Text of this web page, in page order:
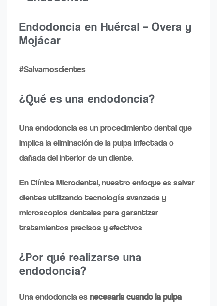
Endodoncia en Huércal – Overa y
Mojácar
#Salvamosdientes
¿Qué es una endodoncia?
Una endodoncia es un procedimiento dental que
implica la eliminación de la pulpa infectada o
dañada del interior de un diente.
En Clínica Microdental, nuestro enfoque es salvar
dientes utilizando tecnología avanzada y
microscopios dentales para garantizar
tratamientos precisos y efectivos
¿Por qué realizarse una
endodoncia?
Una endodoncia esnecesaria cuando la pulpa